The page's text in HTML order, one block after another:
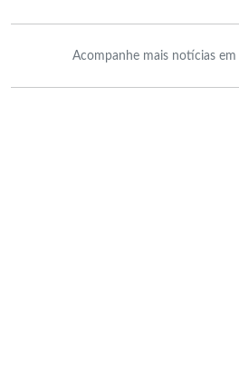
Acompanhe mais notícias em